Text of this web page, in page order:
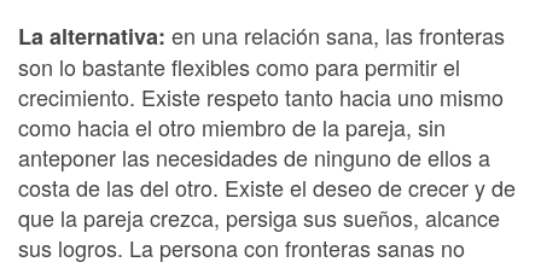
La alternativa: en una relación sana, las fronteras
son lo bastante flexibles como para permitir el
crecimiento. Existe respeto tanto hacia uno mismo
como hacia el otro miembro de la pareja, sin
anteponer las necesidades de ninguno de ellos a
costa de las del otro. Existe el deseo de crecer y de
que la pareja crezca, persiga sus sueños, alcance
sus logros. La persona con fronteras sanas no